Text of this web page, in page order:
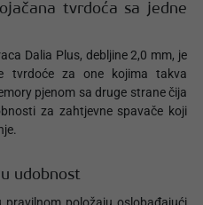
tvrdoća sa jedne
Dalia Plus, debljine 2,0 mm, je
tvrdoće za one kojima takva
pjenom sa druge strane čija
za zahtjevne spavače koji
udobnost